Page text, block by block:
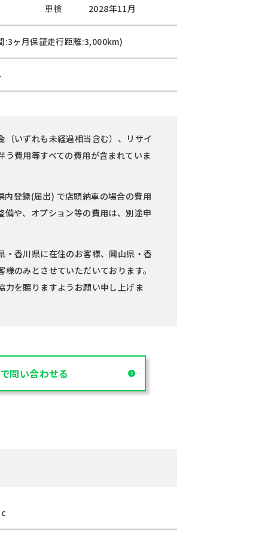
車検 2028年11月
:3ヶ月保証走行距離:3,000km)
いずれも未経過相当含む）、リサイ
う費用等すべての費用が含まれていま
登録(届出) で店頭納車の場合の費用
備や、オプション等の費用は、別途申
香川県に在住のお客様、岡山県・香
のみとさせていただいております。
力を賜りますようお願い申し上げま
問い合わせる